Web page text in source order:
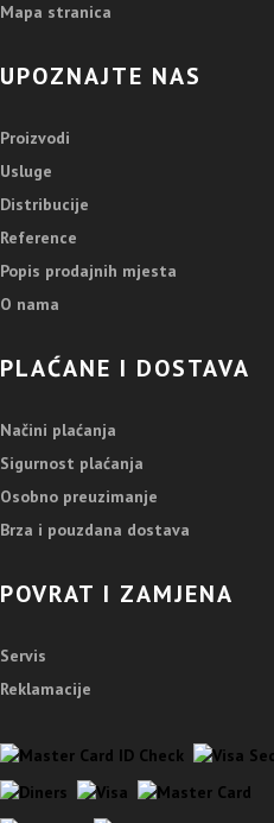
Mapa stranica
UPOZNAJTE NAS
Proizvodi
Usluge
Distribucije
Reference
Popis prodajnih mjesta
O nama
PLAĆANE I DOSTAVA
Načini plaćanja
Sigurnost plaćanja
Osobno preuzimanje
Brza i pouzdana dostava
POVRAT I ZAMJENA
Servis
Reklamacije